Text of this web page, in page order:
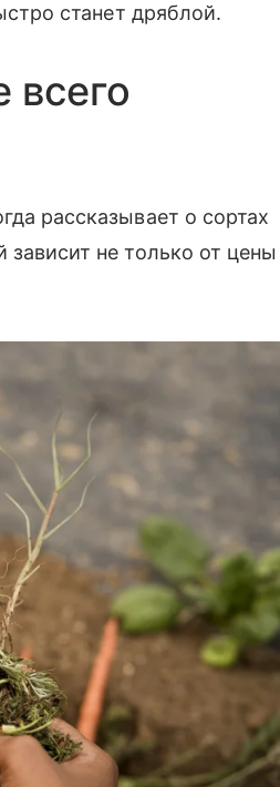
станет дряблой.
всего
рассказывает о сортах
не только от цены